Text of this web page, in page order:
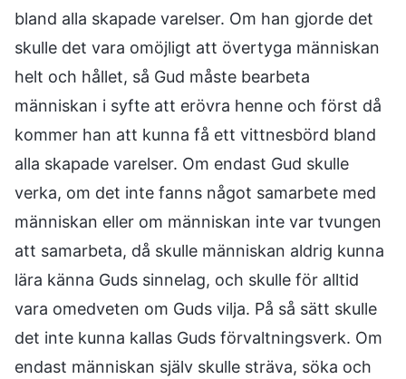
bland alla skapade varelser. Om han gjorde det
skulle det vara omöjligt att övertyga människan
helt och hållet, så Gud måste bearbeta
människan i syfte att erövra henne och först då
kommer han att kunna få ett vittnesbörd bland
alla skapade varelser. Om endast Gud skulle
verka, om det inte fanns något samarbete med
människan eller om människan inte var tvungen
att samarbeta, då skulle människan aldrig kunna
lära känna Guds sinnelag, och skulle för alltid
vara omedveten om Guds vilja. På så sätt skulle
det inte kunna kallas Guds förvaltningsverk. Om
endast människan själv skulle sträva, söka och